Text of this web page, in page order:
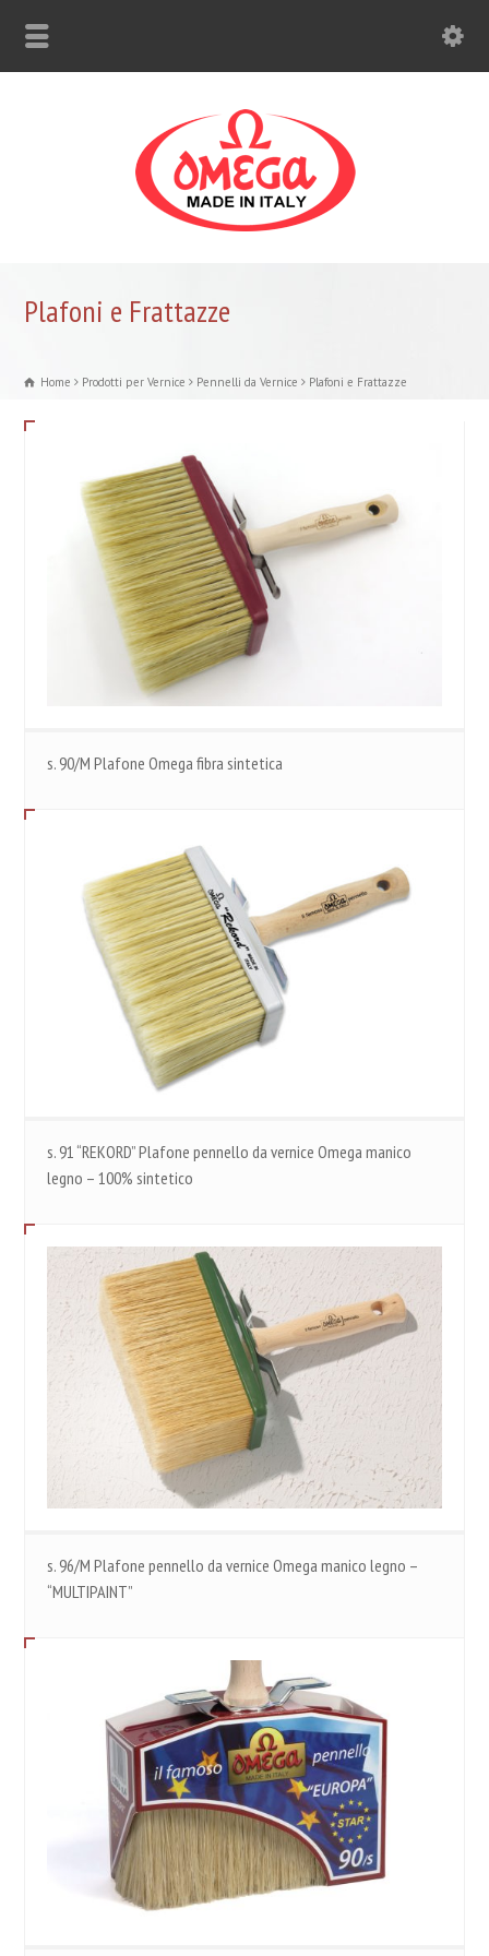
Plafoni e Frattazze
Home Prodotti per Vernice Pennelli da Vernice Plafoni e Frattazze
s. 90/M Plafone Omega fibra sintetica
s. 91 “REKORD” Plafone pennello da vernice Omega manico
legno – 100% sintetico
s. 96/M Plafone pennello da vernice Omega manico legno –
“MULTIPAINT”